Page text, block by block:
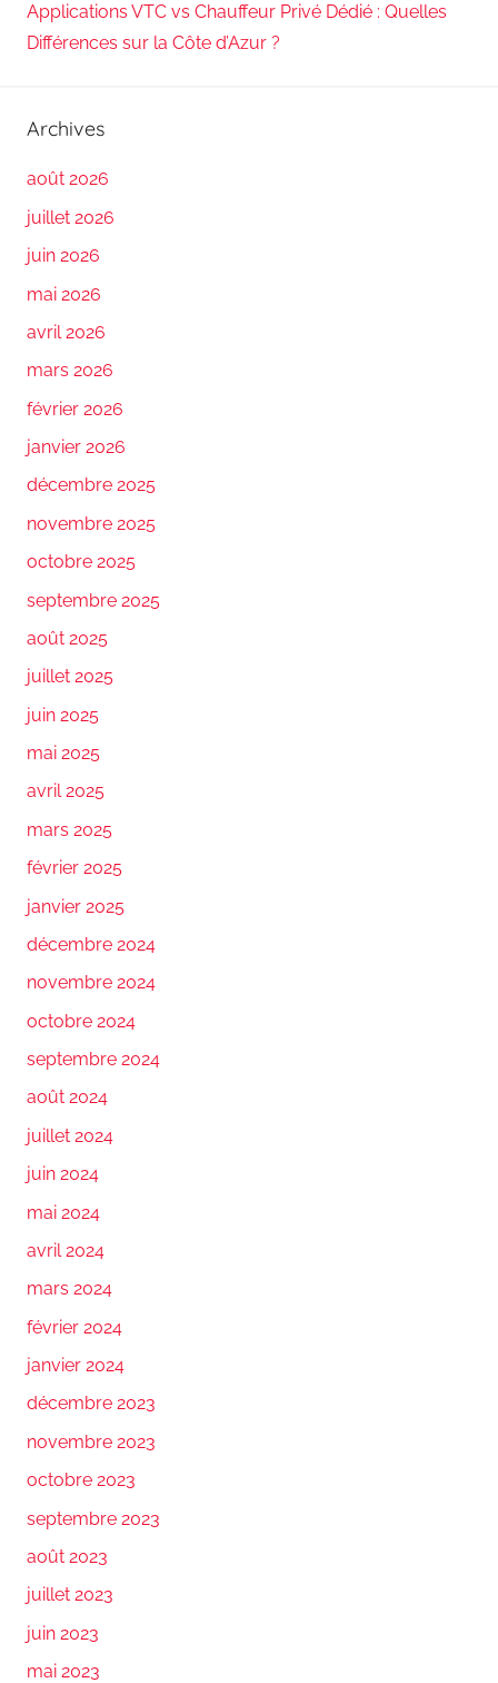
Applications VTC vs Chauffeur Privé Dédié : Quelles
Différences sur la Côte d’Azur ?
Archives
août 2026
juillet 2026
juin 2026
mai 2026
avril 2026
mars 2026
février 2026
janvier 2026
décembre 2025
novembre 2025
octobre 2025
septembre 2025
août 2025
juillet 2025
juin 2025
mai 2025
avril 2025
mars 2025
février 2025
janvier 2025
décembre 2024
novembre 2024
octobre 2024
septembre 2024
août 2024
juillet 2024
juin 2024
mai 2024
avril 2024
mars 2024
février 2024
janvier 2024
décembre 2023
novembre 2023
octobre 2023
septembre 2023
août 2023
juillet 2023
juin 2023
mai 2023